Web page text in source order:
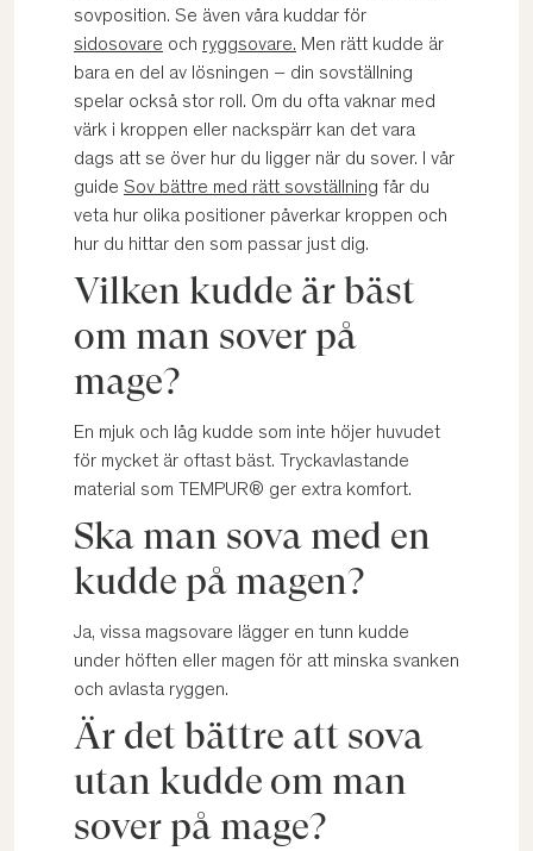
sovposition. Se även våra kuddar för
sidosovare och ryggsovare. Men rätt kudde är
bara en del av lösningen – din sovställning
spelar också stor roll. Om du ofta vaknar med
värk i kroppen eller nackspärr kan det vara
dags att se över hur du ligger när du sover. I vår
guide Sov bättre med rätt sovställning får du
veta hur olika positioner påverkar kroppen och
hur du hittar den som passar just dig.
Vilken kudde är bäst
om man sover på
mage?
En mjuk och låg kudde som inte höjer huvudet
för mycket är oftast bäst. Tryckavlastande
material som TEMPUR® ger extra komfort.
Ska man sova med en
kudde på magen?
Ja, vissa magsovare lägger en tunn kudde
under höften eller magen för att minska svanken
och avlasta ryggen.
Är det bättre att sova
utan kudde om man
sover på mage?